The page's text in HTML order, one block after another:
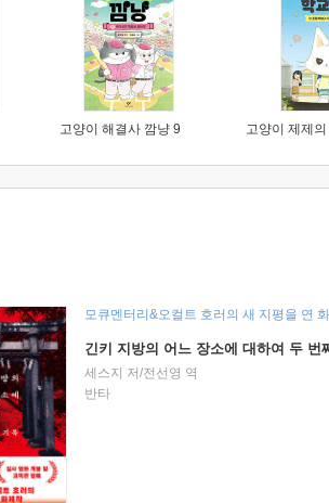
고양이 해결사 깜냥 9
모큐멘터리&오컬트 호러의 새 지평을 연
긴키 지방의 어느 장소에 대하여 두 번
세스지 저/전선영 역
반타